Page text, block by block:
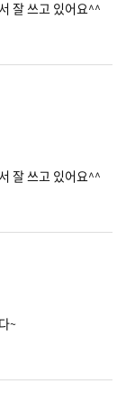
잘 쓰고 있어요^^
잘 쓰고 있어요^^
~